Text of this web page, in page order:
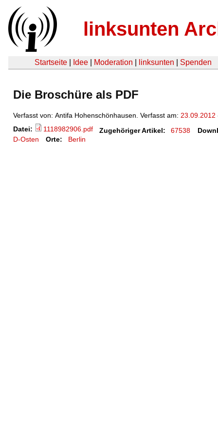
linksunten
Startseite Idee Moderation linksunten Spenden
Die Broschüre als PDF
Verfasst von: Antifa Hohenschönhausen. Verfasst am: 23.09.2012
Datei:
1118982906.pdf Zugehöriger Artikel: 67538
D-Osten
Orte: Berlin